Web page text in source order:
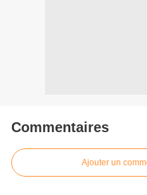
Commentaires
Ajouter un